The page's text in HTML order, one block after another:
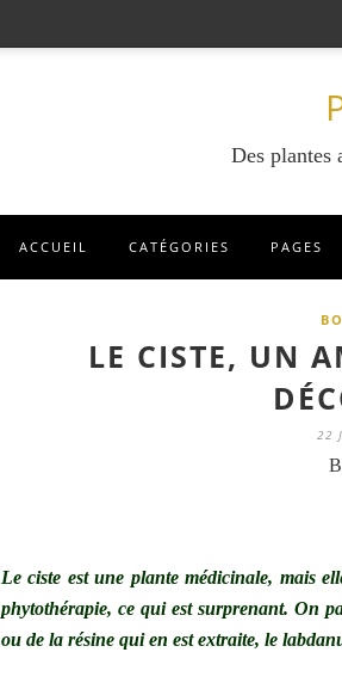
Des plantes
ACCUEIL CATÉGORIES PAGES
LE CISTE, UN
22
Le ciste est une plante médicinale, mais
phytothérapie, ce qui est surprenant. On
ou de la résine qui en est extraite, le